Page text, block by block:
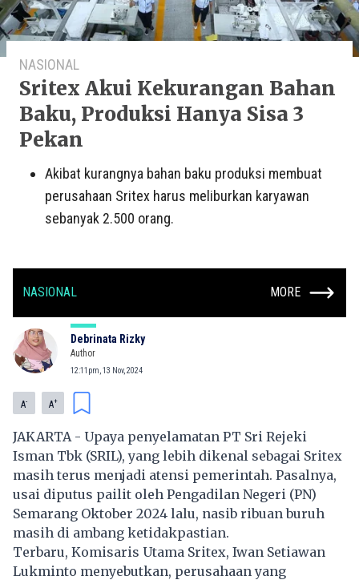
NASIONAL
Sritex Akui Kekurangan Bahan
Baku, Produksi Hanya Sisa 3
Pekan
Akibat kurangnya bahan baku produksi membuat
perusahaan Sritex harus meliburkan karyawan
sebanyak 2.500 orang.
NASIONAL MORE
Debrinata Rizky
Author
12:11pm, 13 Nov, 2024
A- A+
JAKARTA - Upaya penyelamatan PT Sri Rejeki
Isman Tbk (SRIL), yang lebih dikenal sebagai Sritex
masih terus menjadi atensi pemerintah. Pasalnya,
usai diputus pailit oleh Pengadilan Negeri (PN)
Semarang Oktober 2024 lalu, nasib ribuan buruh
masih di ambang ketidakpastian.
Terbaru, Komisaris Utama Sritex, Iwan Setiawan
Lukminto menyebutkan, perusahaan yang